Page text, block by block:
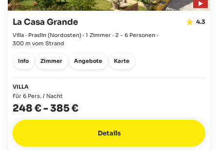
La Casa Grande 4.3
Villa · Praslin (Nordosten) · 1 Zimmer · 2 - 6 Personen ·
300 m vom Strand
Info Zimmer Angebote Karte
VILLA
Für 6 Pers. / Nacht
248 €-385 €
Details